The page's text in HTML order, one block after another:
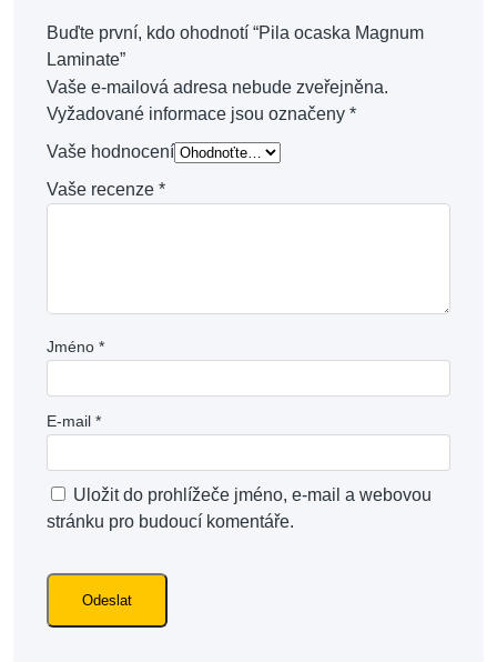
Buďte první, kdo ohodnotí “Pila ocaska Magnum
Laminate”
Vaše e-mailová adresa nebude zveřejněna.
Vyžadované informace jsou označeny *
Vaše hodnocení
Vaše recenze *
Jméno *
E-mail *
Uložit do prohlížeče jméno, e-mail a webovou
stránku pro budoucí komentáře.